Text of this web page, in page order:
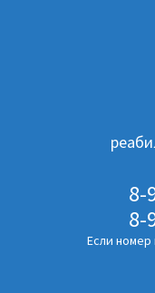
8-
8-
Если номер